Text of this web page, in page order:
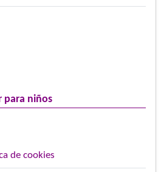
para niños
de cookies